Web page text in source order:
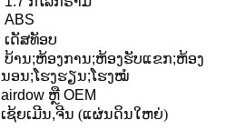
ABS
ເດັສທັອບ
ບ້ານ;ຫ້ອງການ;ຫ້ອງຮັບແຂກ;ຫ້ອງ
ນອນ;ໂຮງຮຽນ;ໂຮງໝໍ
airdow ຫຼື OEM
ເຊ້ຍເມີນ,ຈີນ (ແຜ່ນດິນໃຫຍ່)